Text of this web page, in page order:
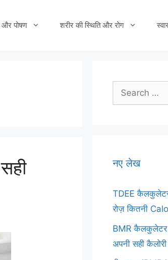
पोषण शरीर की स्थिति और रोग
Search
for:
नए लेख
TDEE
रोज़ कितनी
BMR कैलकुलेटर
अपनी सही